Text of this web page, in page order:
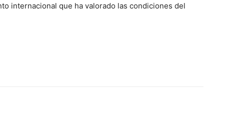
internacional que ha valorado las condiciones del